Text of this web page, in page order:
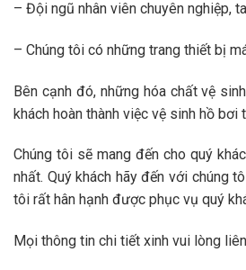
– Đội ngũ nhân viên chuyên nghiệp,
– Chúng tôi có những trang thiết bị
Bên cạnh đó, những hóa chất vệ
khách hoàn thành việc vệ sinh hồ bơi
Chúng tôi sẽ mang đến cho quý
nhất. Quý khách hãy đến với chúng
tôi rất hân hạnh được phục vụ quý
Mọi thông tin chi tiết xinh vui lòng